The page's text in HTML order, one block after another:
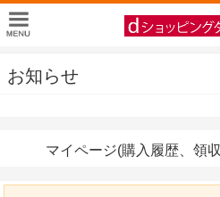
お知らせ
マイページ(購入履歴、領